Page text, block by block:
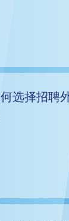
选择招聘